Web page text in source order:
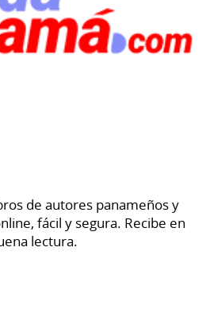
de autores panameños y
fácil y segura. Recibe en
lectura.